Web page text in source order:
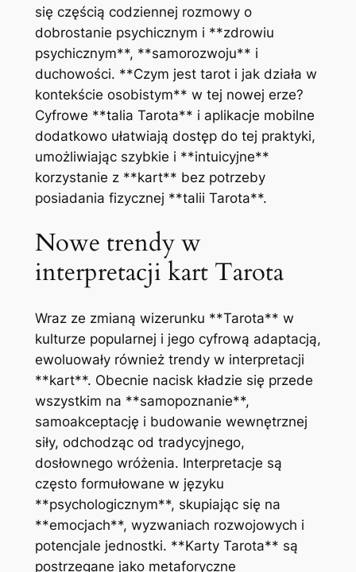
się częścią codziennej rozmowy o
dobrostanie psychicznym i **zdrowiu
psychicznym**, **samorozwoju** i
duchowości. **Czym jest tarot i jak działa w
kontekście osobistym** w tej nowej erze?
Cyfrowe **talia Tarota** i aplikacje mobilne
dodatkowo ułatwiają dostęp do tej praktyki,
umożliwiając szybkie i **intuicyjne**
korzystanie z **kart** bez potrzeby
posiadania fizycznej **talii Tarota**.
Nowe trendy w
interpretacji kart Tarota
Wraz ze zmianą wizerunku **Tarota** w
kulturze popularnej i jego cyfrową adaptacją,
ewoluowały również trendy w interpretacji
**kart**. Obecnie nacisk kładzie się przede
wszystkim na **samopoznanie**,
samoakceptację i budowanie wewnętrznej
siły, odchodząc od tradycyjnego,
dosłownego wróżenia. Interpretacje są
często formułowane w języku
**psychologicznym**, skupiając się na
**emocjach**, wyzwaniach rozwojowych i
potencjale jednostki. **Karty Tarota** są
postrzegane jako metaforyczne